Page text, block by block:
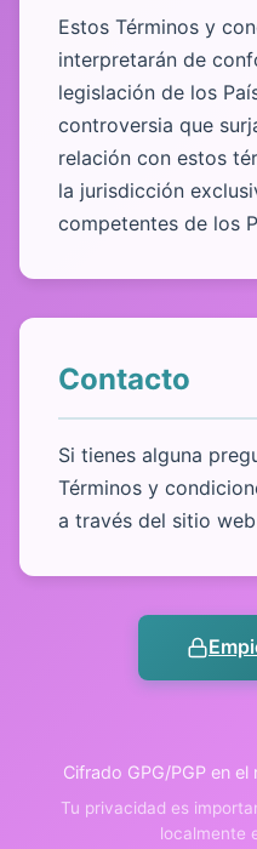
Estos Términos y
interpretarán de
legislación de los
controversia que
relación con estos
la jurisdicción
competentes de los
Contacto
Si tienes alguna
Términos y
a través del sitio
Cifrado GPG/PGP en
Tu privacidad es
localmente